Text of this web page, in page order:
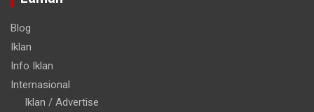
Blog
Iklan
Info Iklan
Internasional
Iklan / Advertise